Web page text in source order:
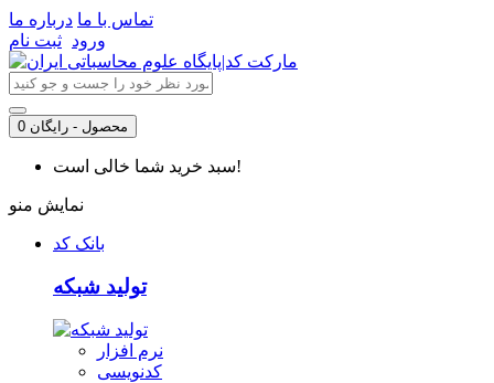
تماس با ما درباره ما
ورود ثبت نام
0 محصول - رایگان
سبد خرید شما خالی است!
نمایش منو
بانک کد
تولید شبکه
نرم افزار
کدنویسی